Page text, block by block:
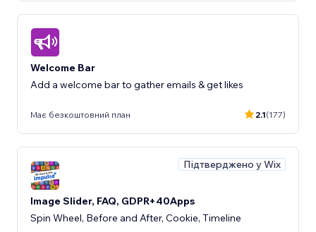
Welcome Bar
Add a welcome bar to gather emails & get likes
Має безкоштовний план 2.1(177)
Підтверджено у Wix
Image Slider, FAQ, GDPR+40Apps
Spin Wheel, Before and After, Cookie, Timeline